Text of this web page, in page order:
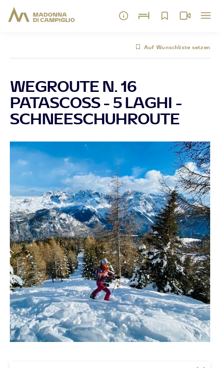
Auf Wunschliste setzen
WEGROUTE N. 16
PATASCOSS - 5 LAGHI -
SCHNEESCHUHROUTE